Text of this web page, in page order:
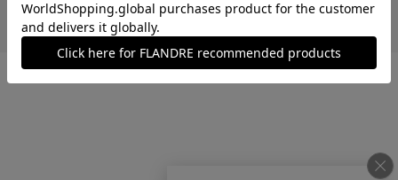
サックス ￥9,680 (税込)